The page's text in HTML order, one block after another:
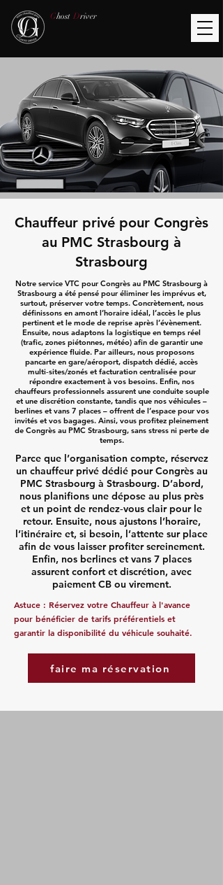
Ghost Driver
Chauffeur privé pour Congrès
au PMC Strasbourg à
Strasbourg
Notre service VTC pour Congrès au PMC Strasbourg à
Strasbourg a été pensé pour éliminer les imprévus et,
surtout, préserver votre temps. Concrètement, nous
définissons en amont l’horaire idéal, l’accès le plus
pertinent et le mode de reprise après l’évènement.
Ensuite, nous adaptons la logistique en temps réel
(trafic, zones piétonnes, météo) afin de garantir une
expérience fluide. Par ailleurs, nous proposons
pancarte en gare/aéroport, dispatch dédié, accès
multi‑sites/zonés et facturation centralisée pour
répondre exactement à vos besoins. Enfin, nos
chauffeurs professionnels assurent une conduite souple
et une discrétion constante, tandis que nos véhicules –
berlines et vans 7 places – offrent de l’espace pour vos
invités et vos bagages. Ainsi, vous profitez pleinement
de Congrès au PMC Strasbourg, sans stress ni perte de
temps.
Parce que l’organisation compte, réservez
un chauffeur privé dédié pour Congrès au
PMC Strasbourg à Strasbourg. D’abord,
nous planifions une dépose au plus près
et un point de rendez‑vous clair pour le
retour. Ensuite, nous ajustons l’horaire,
l’itinéraire et, si besoin, l’attente sur place
afin de vous laisser profiter sereinement.
Enfin, nos berlines et vans 7 places
assurent confort et discrétion, avec
paiement CB ou virement.
Astuce : Réservez votre Chauffeur à l'avance
pour bénéficier de tarifs préférentiels et
garantir la disponibilité du véhicule souhaité.
faire ma réservation